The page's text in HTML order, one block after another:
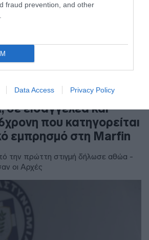
fraud prevention, and other
Data Access Privacy Policy
εισαγγελέα και
που κατηγορείται
εμπρησμό στη Marfin
την πρώττη στιγμή δήλωσε αθώα -
οι Αρχές